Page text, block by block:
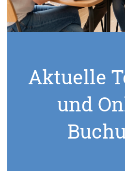
Aktuelle
und